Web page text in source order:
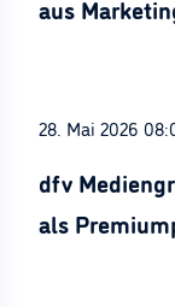
aus
28. Mai 2026
dfv
als